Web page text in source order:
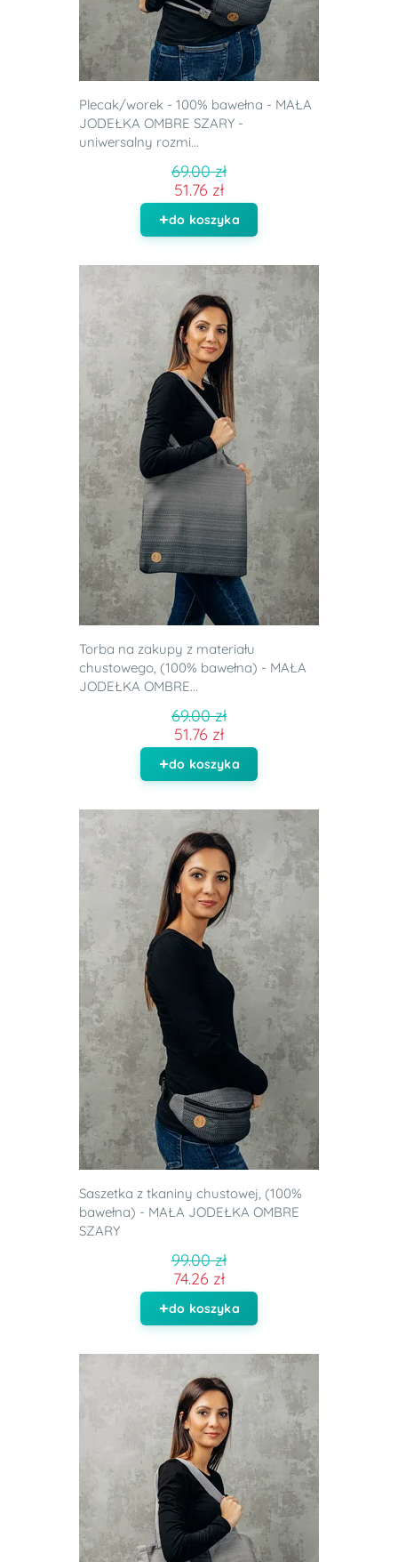
Plecak/worek - 100% bawełna - MAŁA
JODEŁKA OMBRE SZARY -
uniwersalny rozmi...
69.00 zł
51.76 zł
do koszyka
Torba na zakupy z materiału
chustowego, (100% bawełna) - MAŁA
JODEŁKA OMBRE...
69.00 zł
51.76 zł
do koszyka
Saszetka z tkaniny chustowej, (100%
bawełna) - MAŁA JODEŁKA OMBRE
SZARY
99.00 zł
74.26 zł
do koszyka